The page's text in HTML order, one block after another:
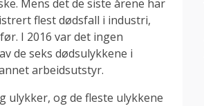
Mens det de siste årene har
flest dødsfall i industri,
I 2016 var det ingen
de seks dødsulykkene i
arbeidsutstyr.
og de fleste ulykkene